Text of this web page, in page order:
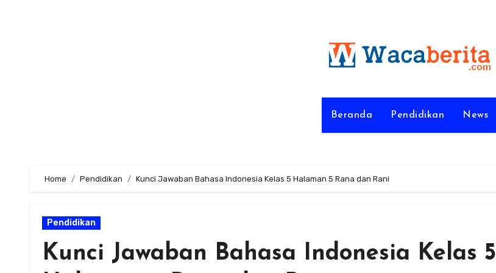
Beranda Pendidikan News
Home Pendidikan Kunci Jawaban Bahasa Indonesia Kelas 5 Halaman 5 Rana dan Rani
Pendidikan
Kunci Jawaban Bahasa Indonesia Kelas 5